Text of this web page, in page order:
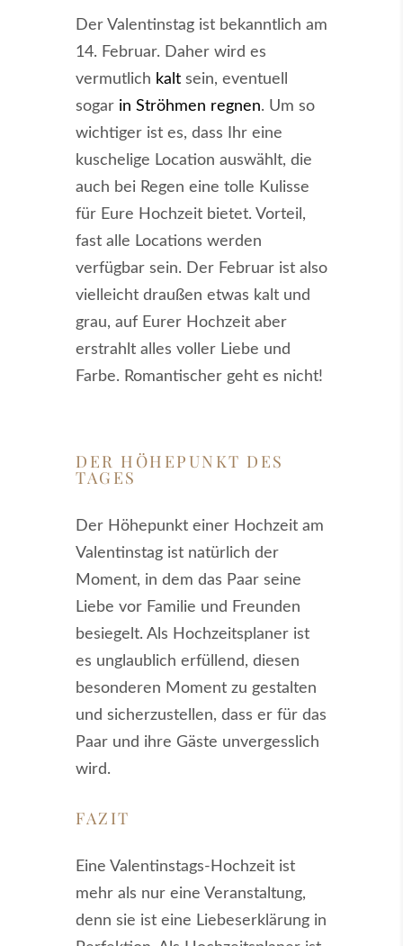
Der Valentinstag ist bekanntlich am
14. Februar. Daher wird es
vermutlich kalt sein, eventuell
sogar in Ströhmen regnen. Um so
wichtiger ist es, dass Ihr eine
kuschelige Location auswählt, die
auch bei Regen eine tolle Kulisse
für Eure Hochzeit bietet. Vorteil,
fast alle Locations werden
verfügbar sein. Der Februar ist also
vielleicht draußen etwas kalt und
grau, auf Eurer Hochzeit aber
erstrahlt alles voller Liebe und
Farbe. Romantischer geht es nicht!
DER HÖHEPUNKT DES
TAGES
Der Höhepunkt einer Hochzeit am
Valentinstag ist natürlich der
Moment, in dem das Paar seine
Liebe vor Familie und Freunden
besiegelt. Als Hochzeitsplaner ist
es unglaublich erfüllend, diesen
besonderen Moment zu gestalten
und sicherzustellen, dass er für das
Paar und ihre Gäste unvergesslich
wird.
FAZIT
Eine Valentinstags-Hochzeit ist
mehr als nur eine Veranstaltung,
denn sie ist eine Liebeserklärung in